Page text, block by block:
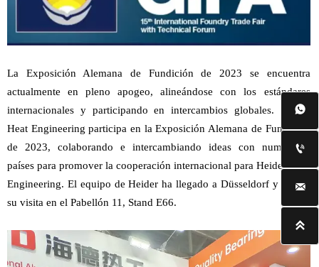
La Exposición Alemana de Fundición de 2023 se encuentra
actualmente en pleno apogeo, alineándose con los estándares
internacionales y participando en intercambios globales. Heider
Heat Engineering participa en la Exposición Alemana de Fundición
de 2023, colaborando e intercambiando ideas con numerosos
países para promover la cooperación internacional para Heider Heat
Engineering. El equipo de Heider ha llegado a Düsseldorf y espera
su visita en el Pabellón 11, Stand E66.



